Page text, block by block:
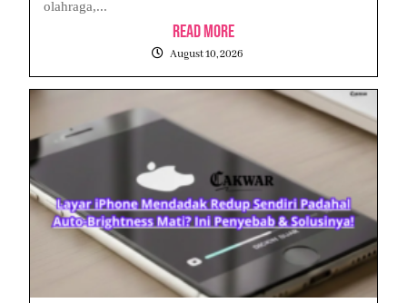
olahraga,...
Read More
August 10, 2026